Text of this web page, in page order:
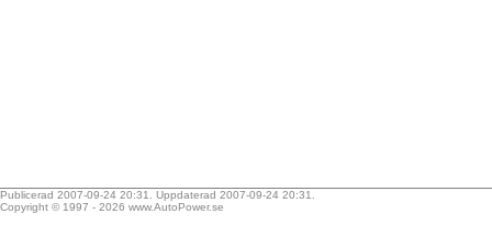
Publicerad 2007-09-24 20:31. Uppdaterad 2007-09-24 20:31.
Copyright © 1997 - 2026 www.AutoPower.se